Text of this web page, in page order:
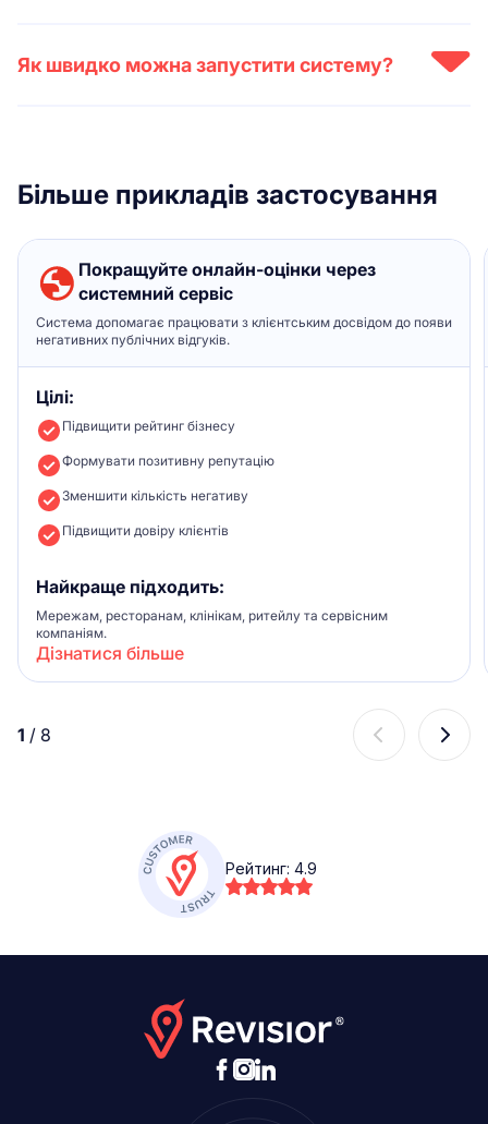
клієнтів, покупки та оцінки в єдину систему аналітики.
Як швидко можна запустити систему?
1 / 8
Покращуйте онлайн-оцінки через
системний сервіс
Система допомагає працювати з клієнтським досвідом до появи
негативних публічних відгуків.
Цілі:
Підвищити рейтинг бізнесу
Формувати позитивну репутацію
Зменшити кількість негативу
Підвищити довіру клієнтів
Найкраще підходить:
Мережам, ресторанам, клінікам, ритейлу та сервісним
компаніям.
Дізнатися більше
Більше прикладів застосування
Рейтинг: 4.9